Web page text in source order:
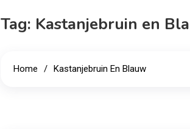
Tag: Kastanjebruin en
Home Kastanjebruin En Blauw